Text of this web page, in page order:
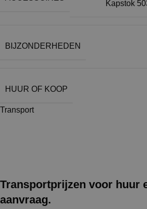
Kapstok
BIJZONDERHEDEN
HUUR OF KOOP
Transport
Transportprijzen voor huur
aanvraag.